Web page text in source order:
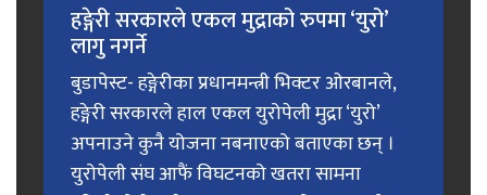
हङ्गेरी सरकारले एकल मुद्राको रुपमा ‘युरो’
लागु नगर्ने
बुडापेस्ट- हङ्गेरीका प्रधानमन्त्री भिक्टर ओरबानले,
हङ्गेरी सरकारले हाल एकल युरोपेली मुद्रा ‘युरो’
अपनाउने कुनै योजना नबनाएको बताएका छन् ।
युरोपेली संघ आफैं विघटनको खतरा सामना